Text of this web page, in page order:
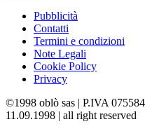
Pubblicità
Contatti
Termini e condizioni
Note Legali
Cookie Policy
Privacy
©1998 oblò sas | P.IVA
11.09.1998 | all right reserved